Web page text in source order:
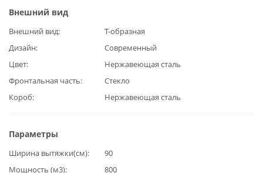
Внешний вид
Внешний вид
Т-образная
Дизайн
Современный
Цвет
Нержавеющая сталь
Фронтальная часть
Стекло
Короб
Нержавеющая сталь
Параметры
Ширина вытяжки(см)
90
Мощность (м3)
800